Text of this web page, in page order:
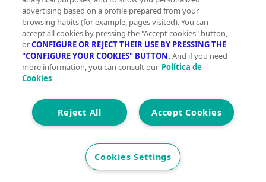
Aviso Legal
Condiciones de uso
Politica de privacidad
Política de cookies
Accesibilidad
© 2026 Vivegreen - Todos los derechos reservados - UCI
SERVICIOS PARA PROFESIONALES INMOBILIARIOS, S.A.U
advertising based on a profile prepared from your
browsing habits (for example, pages visited). You can
accept all cookies by pressing the "Accept cookies" button,
orCONFIGURE OR REJECT THEIR USE BY PRESSING THE
"CONFIGURE YOUR COOKIES" BUTTON. And if you need
more information, you can consult our Política de
Cookies
Accept Cookies
Reject All
Cookies Settings